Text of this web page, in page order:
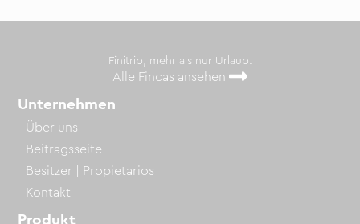
Finitrip, mehr als nur Urlaub.
Alle Fincas ansehen
Unternehmen
Über uns
Beitragsseite
Besitzer | Propietarios
Kontakt
Produkt